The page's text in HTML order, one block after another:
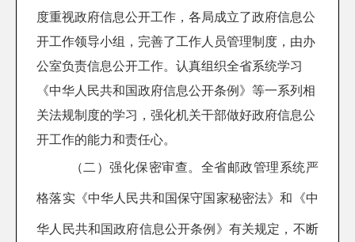
度重视政府信息公开工作，各局成立了政府信息公
开工作领导小组，完善了工作人员管理制度，由办
公室负责信息公开工作。认真组织全省系统学习
《中华人民共和国政府信息公开条例》等一系列相
关法规制度的学习，强化机关干部做好政府信息公
开工作的能力和责任心。
（二）强化保密审查。 全省邮政管理系统严
格落实《中华人民共和国保守国家秘密法》和《中
华人民共和国政府信息公开条例》有关规定，不断